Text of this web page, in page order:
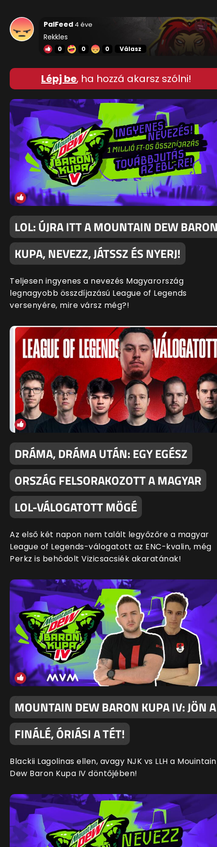
PalFeed 4 éve
Rekkles
0 0 0 Válasz
Lépj be, ha hozzá akarsz szólni!
LOL: ÚJRA ITT A MOUNTAIN DEW
KUPA, NEVEZZ, JÁTSSZ ÉS NYERJ!
Teljesen ingyenes a nevezés Magyarország
legnagyobb összdíjazású League of Legends
versenyére, mire vársz még?!
DRÁMA, DRÁMA UTÁN: EGY EGÉSZ
ORSZÁG FELSORAKOZOTT A MAGYAR
LOL-VÁLOGATOTT MÖGÉ
Az első két napon nem talált legyőzőre a magyar
League of Legends-válogatott az ENC-kvalin, még
Perkz is behódolt Vizicsacsiék akaratának!
MOUNTAIN DEW BARON KUPA IV: JÖN A
FINÁLÉ, ÓRIÁSI A TÉT!
Blackii Lagolinas ellen, avagy NJK vs LLH a Mouintain
Dew Baron Kupa IV döntőjében!